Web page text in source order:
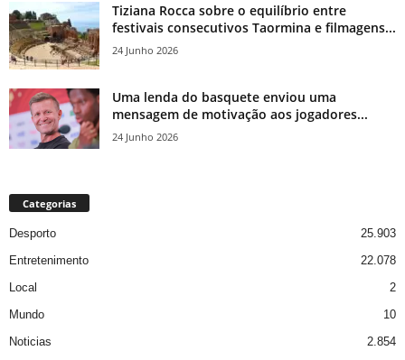
Tiziana Rocca sobre o equilíbrio entre
festivais consecutivos Taormina e filmagens...
24 Junho 2026
Uma lenda do basquete enviou uma
mensagem de motivação aos jogadores...
24 Junho 2026
Categorias
Desporto
25.903
Entretenimento
22.078
Local
2
Mundo
10
Noticias
2.854